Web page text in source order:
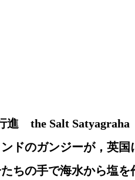
進　the Salt Satyagraha
ドのガンジーが，英
ちの手で海水から塩